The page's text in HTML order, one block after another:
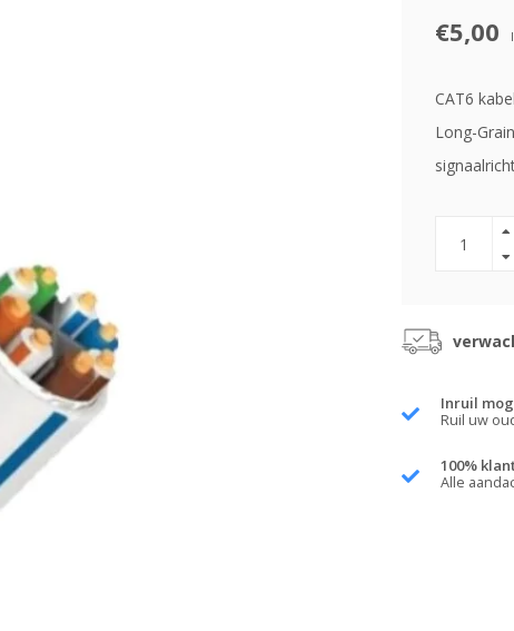
€5,00
CAT6
Long-
Inruil
Ruil uw
100%
Alle